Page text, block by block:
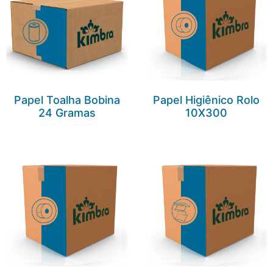
Papel Toalha Bobina
24 Gramas
Papel Higiênico Rolo
10X300